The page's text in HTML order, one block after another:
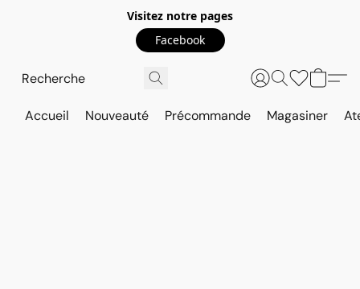
Visitez notre pages
Facebook
Accueil Nouveauté Précommande Magasiner